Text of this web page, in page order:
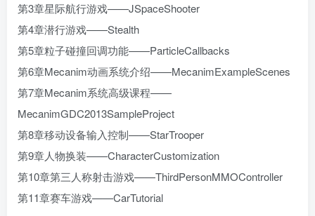
第3章星际航行游戏——JSpaceShooter
第4章潜行游戏——Stealth
第5章粒子碰撞回调功能——ParticleCallbacks
第6章Mecanim动画系统介绍——MecanimExampleScenes
第7章Mecanim系统高级课程——
MecanimGDC2013SampleProject
第8章移动设备输入控制——StarTrooper
第9章人物换装——CharacterCustomization
第10章第三人称射击游戏——ThirdPersonMMOController
第11章赛车游戏——CarTutorial